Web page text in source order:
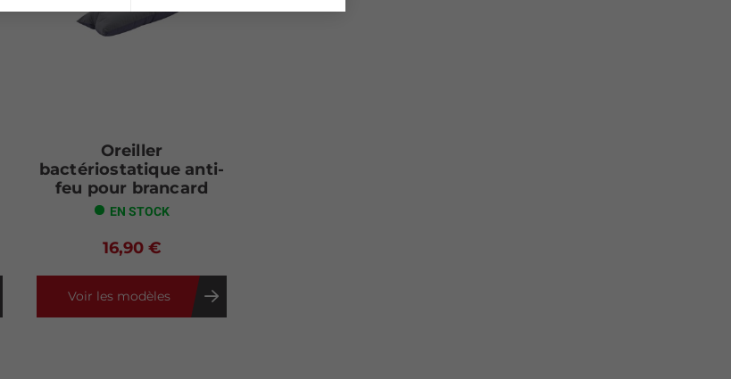
Oreiller
bactériostatique anti-
feu pour brancard
EN STOCK
16,90 €
Voir les modèles